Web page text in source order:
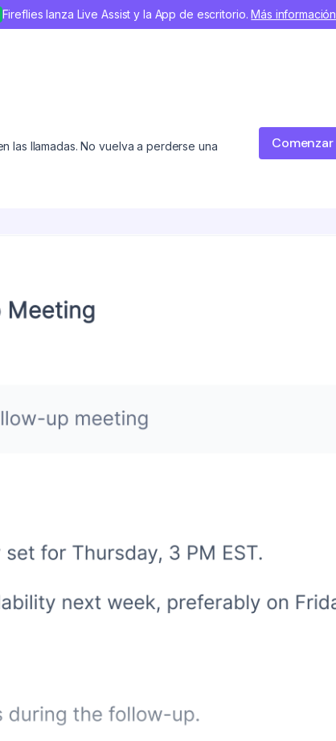
Fireflies lanza Live Assist y la App de escritorio.Más información
las llamadas. No vuelva a perderse una
Comenzar